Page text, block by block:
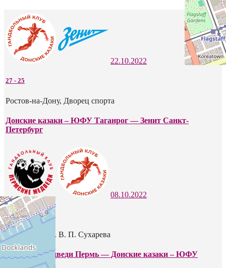
22.10.2022
27 - 25
Ростов-на-Дону, Дворец спорта
Донские казаки – ЮФУ Таганрог — Зенит Санкт-
Петербург
08.10.2022
32-31
Пермь, СК им. В. П. Сухарева
Пермские медведи Пермь — Донские казаки – ЮФУ
Таганрог